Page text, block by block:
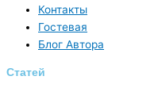
Контакты
Гостевая
Блог Автора
Статей